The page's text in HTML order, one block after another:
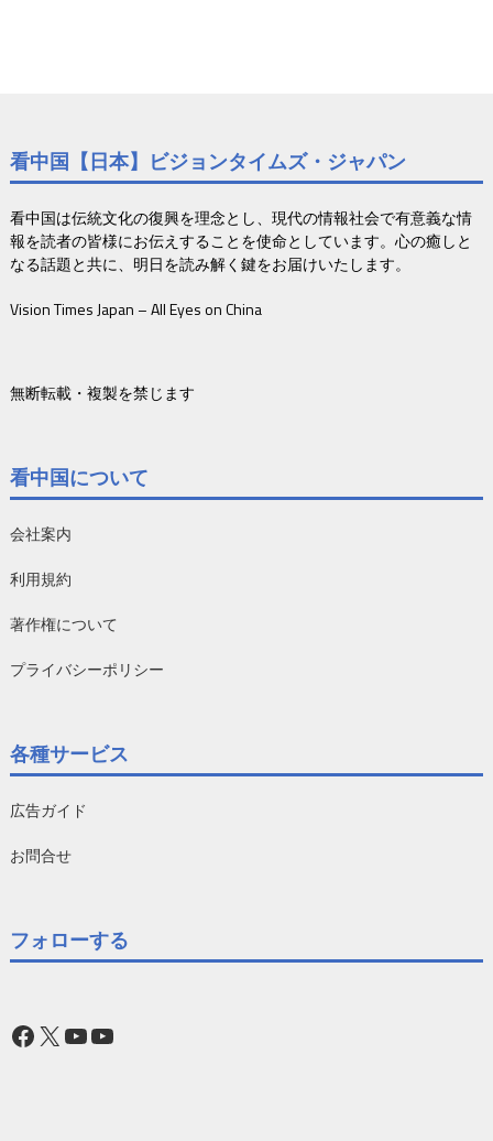
看中国【日本】ビジョンタイムズ・ジャパン
看中国は伝統文化の復興を理念とし、現代の情報社会で有意義な情
報を読者の皆様にお伝えすることを使命としています。心の癒しと
なる話題と共に、明日を読み解く鍵をお届けいたします。
Vision Times Japan – All Eyes on China
無断転載・複製を禁じます
看中国について
会社案内
利用規約
著作権について
プライバシーポリシー
各種サービス
広告ガイド
お問合せ
フォローする
Facebook
X YouTube
YouTube